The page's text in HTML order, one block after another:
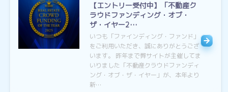
【エントリー受付中】「不動産ク
ラウドファンディング・オブ・
ザ・イヤー2…
いつも「ファインディング・ファンド」
をご利用いただき、誠にありがとうござ
います。 昨年まで弊サイトが主催してま
いりました「不動産クラウドファンディ
ング・オブ・ザ・イヤー」が、本年より
新…